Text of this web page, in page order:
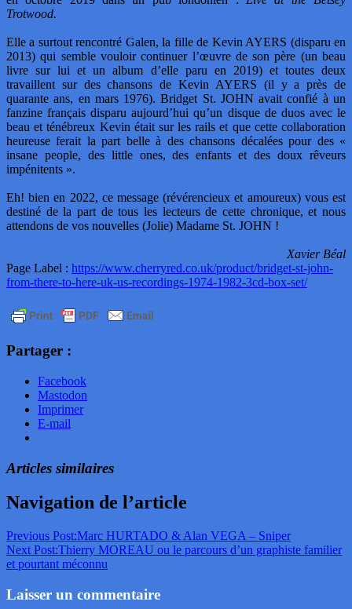
Trotwood.
Elle a surtout rencontré Galen, la fille de Kevin AYERS (disparu en
2013) qui semble vouloir continuer l’œuvre de son père (un beau
livre sur lui et un album d’elle paru en 2019) et toutes deux
travaillent sur des chansons de Kevin AYERS (il y a près de
quarante ans, en mars 1976). Bridget St. JOHN avait confié à un
fanzine français disparu aujourd’hui qu’un disque de duos avec le
beau et ténébreux Kevin était sur les rails et que cette collaboration
heureuse ferait la part belle à des chansons décalées pour des «
insane people, des little ones, des enfants et des doux rêveurs
impénitents ».
Eh! bien en 2022, ce message (révérencieux et amoureux) vous est
destiné de la part de tous les lecteurs de cette chronique, et nous
attendons de vos nouvelles (Jolie) Madame St. JOHN !
Xavier Béal
Page Label : https://www.cherryred.co.uk/product/bridget-st-john-
from-there-to-here-uk-us-recordings-1974-1982-3cd-box-set/
Partager :
Facebook
Mastodon
Imprimer
E-mail
Articles similaires
Navigation de l’article
Previous Post:Marc HURTADO & Alan VEGA – Sniper
Next Post:Thierry MOREAU ou le parcours d’un graphiste familier
et pourtant méconnu
Laisser un commentaire